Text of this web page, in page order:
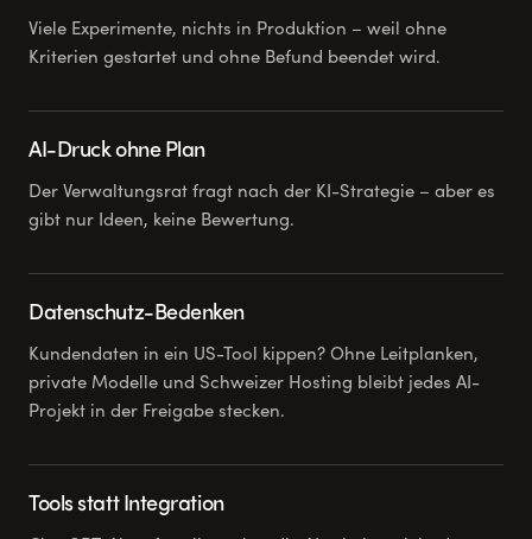
Viele Experimente, nichts in Produktion – weil ohne
Kriterien gestartet und ohne Befund beendet wird.
AI-Druck ohne Plan
Der Verwaltungsrat fragt nach der KI-Strategie – aber es
gibt nur Ideen, keine Bewertung.
Datenschutz-Bedenken
Kundendaten in ein US-Tool kippen? Ohne Leitplanken,
private Modelle und Schweizer Hosting bleibt jedes AI-
Projekt in der Freigabe stecken.
Tools statt Integration